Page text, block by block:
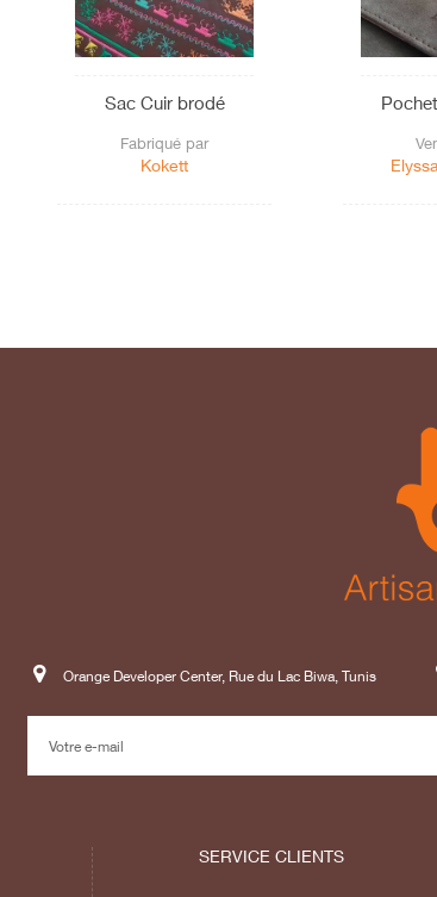
Sac Cuir brodé
Fabriqué par
Kokett
Orange Developer Center, Rue du Lac Biwa, Tunis
SERVICE CLIENTS